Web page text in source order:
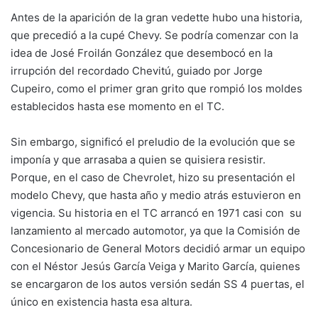
Antes de la aparición de la gran vedette hubo una historia,
que precedió a la cupé Chevy. Se podría comenzar con la
idea de José Froilán González que desembocó en la
irrupción del recordado Chevitú, guiado por Jorge
Cupeiro, como el primer gran grito que rompió los moldes
establecidos hasta ese momento en el TC.
Sin embargo, significó el preludio de la evolución que se
imponía y que arrasaba a quien se quisiera resistir.
Porque, en el caso de Chevrolet, hizo su presentación el
modelo Chevy, que hasta año y medio atrás estuvieron en
vigencia. Su historia en el TC arrancó en 1971 casi con su
lanzamiento al mercado automotor, ya que la Comisión de
Concesionario de General Motors decidió armar un equipo
con el Néstor Jesús García Veiga y Marito García, quienes
se encargaron de los autos versión sedán SS 4 puertas, el
único en existencia hasta esa altura.